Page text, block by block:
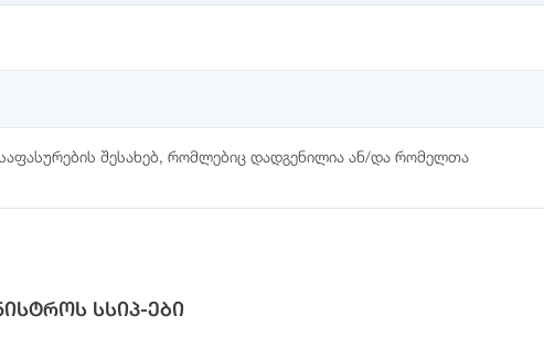
შესახებ, რომლებიც დადგენილია ან/და რომელთა
სსიპ-ები